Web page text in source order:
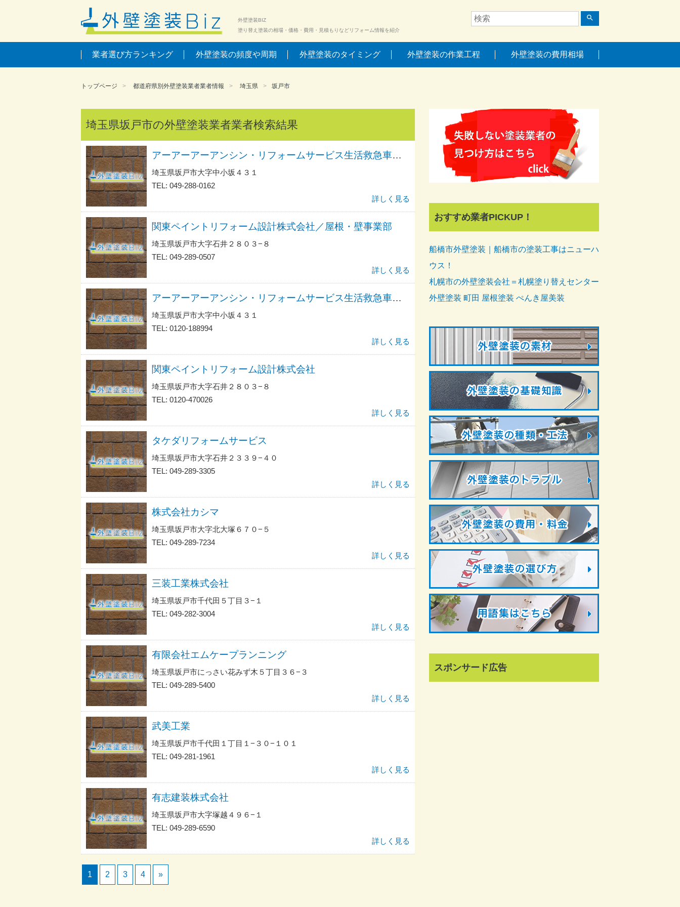
外壁塗装BIZ
塗り替え塗装の相場・価格・費用・見積もりなどリフォーム情報を紹介
search
業者選び方ランキング 外壁塗装の頻度や周期 外壁塗装のタイミング 外壁塗装の作業工程 外壁塗装の費用相場
トップページ 都道府県別外壁塗装業者業者情報 埼玉県 坂戸市
埼玉県坂戸市の外壁塗装業者業者検索結果
アーアーアーアンシン・リフォームサービス生活救急車ＪＢＲ／出張エリア・坂戸市・坂戸駅前・日の出町・坂戸市役所前・片柳・北坂戸駅前・にっさい花みず木受付
埼玉県坂戸市大字中小坂４３１
TEL: 049-288-0162
詳しく見る
関東ペイントリフォーム設計株式会社／屋根・壁事業部
埼玉県坂戸市大字石井２８０３−８
TEL: 049-289-0507
詳しく見る
アーアーアーアンシン・リフォームサービス生活救急車ＪＢＲ／出張エリア・坂戸市・北坂戸駅前・坂戸市役所前・毛呂山町・川島町総合受付
埼玉県坂戸市大字中小坂４３１
TEL: 0120-188994
詳しく見る
関東ペイントリフォーム設計株式会社
埼玉県坂戸市大字石井２８０３−８
TEL: 0120-470026
詳しく見る
タケダリフォームサービス
埼玉県坂戸市大字石井２３３９−４０
TEL: 049-289-3305
詳しく見る
株式会社カシマ
埼玉県坂戸市大字北大塚６７０−５
TEL: 049-289-7234
詳しく見る
三装工業株式会社
埼玉県坂戸市千代田５丁目３−１
TEL: 049-282-3004
詳しく見る
有限会社エムケープランニング
埼玉県坂戸市にっさい花みず木５丁目３６−３
TEL: 049-289-5400
詳しく見る
武美工業
埼玉県坂戸市千代田１丁目１−３０−１０１
TEL: 049-281-1961
詳しく見る
有志建装株式会社
埼玉県坂戸市大字塚越４９６−１
TEL: 049-289-6590
詳しく見る
1 2 3 4 »
おすすめ業者PICKUP！
船橋市外壁塗装｜船橋市の塗装工事はニューハ
ウス！
札幌市の外壁塗装会社＝札幌塗り替えセンター
外壁塗装 町田 屋根塗装 ぺんき屋美装
スポンサード広告